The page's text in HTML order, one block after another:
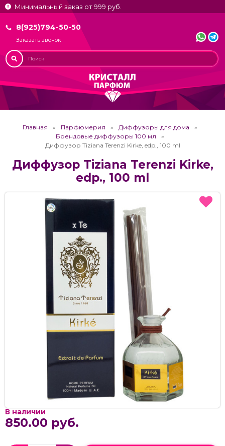
Минимальный заказ от 999 руб.
8(925)794-50-50
Заказать звонок
Главная Парфюмерия
Диффузоры для дома
Брендовые диффузоры 100 мл
Диффузор Tiziana Terenzi Kirke, edp., 100 ml
Диффузор Tiziana Terenzi Kirke,
edp., 100 ml
В наличии
850.00 руб.